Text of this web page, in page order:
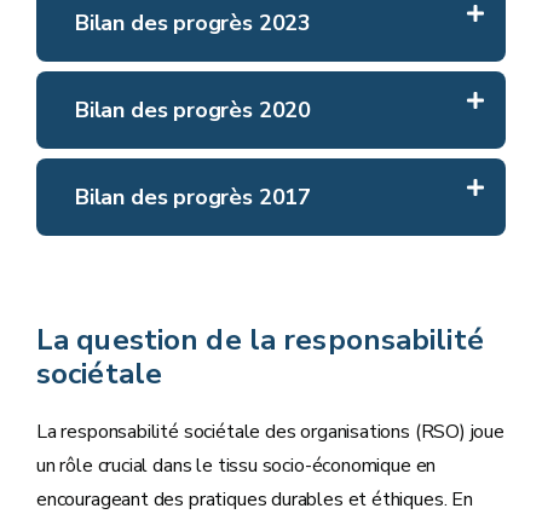
Bilan des progrès 2023
Dans la 3e stratégie wallonne de développement
durable adoptée en 2022, le Gouvernement wallon
chiffrésrelatifs aux ODD. Ces objectifs servent de
référence pour une majorité des indicateurs évalués
nourrie desperspectivesdes acteurs sociétaux
wallons (les membres du Partenariat wallon pour
messages-clés visant à accélérer la mise en œuvre
des ODD en Wallonie.
Bilan des progrès 2020
Bilan des progrès 2017
La question de la responsabilité
sociétale
La responsabilité sociétale des organisations (RSO) joue
un rôle crucial dans le tissu socio-économique en
encourageant des pratiques durables et éthiques. En